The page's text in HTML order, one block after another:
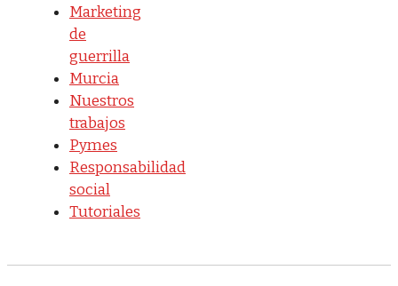
Marketing
de
guerrilla
Murcia
Nuestros
trabajos
Pymes
Responsabilidad
social
Tutoriales